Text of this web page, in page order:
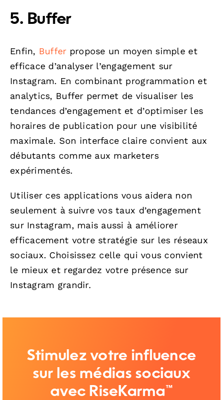
5. Buffer
Enfin, Buffer propose un moyen simple et
efficace d’analyser l’engagement sur
Instagram. En combinant programmation et
analytics, Buffer permet de visualiser les
tendances d’engagement et d’optimiser les
horaires de publication pour une visibilité
maximale. Son interface claire convient aux
débutants comme aux marketers
expérimentés.
Utiliser ces applications vous aidera non
seulement à suivre vos taux d’engagement
sur Instagram, mais aussi à améliorer
efficacement votre stratégie sur les réseaux
sociaux. Choisissez celle qui vous convient
le mieux et regardez votre présence sur
Instagram grandir.
Stimulez votre influence
sur les médias sociaux
avec RiseKarma™